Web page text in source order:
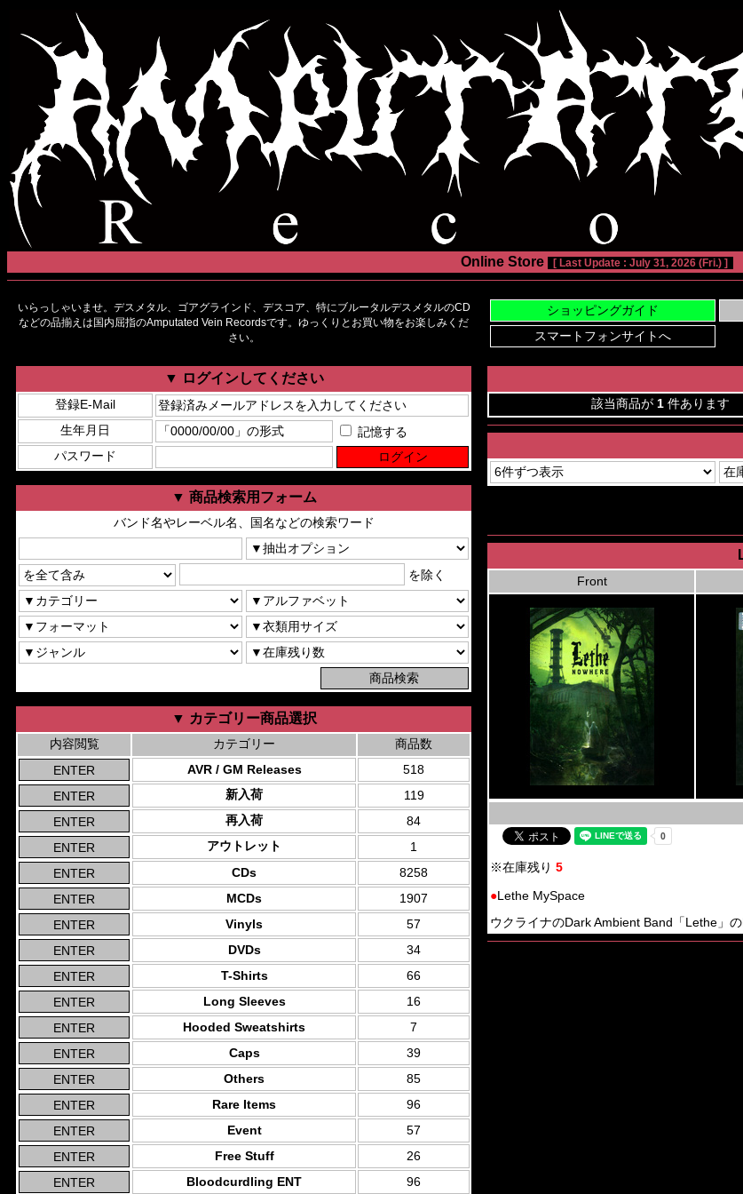
Online Store [ Last Update : July 31, 2026 (Fri.) ]
いらっしゃいませ。デスメタル、ゴアグラインド、デスコア、特にブルータルデスメタルのCD
などの品揃えは国内屈指のAmputated Vein Recordsです。ゆっくりとお買い物をお楽しみくだ
さい。
▼ ログインしてください
登録E-Mail
生年月日
記憶する
パスワード
▼ 商品検索用フォーム
バンド名やレーベル名、国名などの検索ワード
を除く
▼ カテゴリー商品選択
内容閲覧 カテゴリー
商品数
AVR / GM Releases
518
新入荷
119
再入荷
84
アウトレット
1
CDs
8258
MCDs
1907
Vinyls
57
DVDs
34
T-Shirts
66
Long Sleeves
16
Hooded Sweatshirts
7
Caps
39
Others
85
Rare Items
96
Event
57
Free Stuff
26
Bloodcurdling ENT
96
該当商品が 1 件あります
Front
※在庫残り 5
●Lethe MySpace
ウクライナのDark Ambient Band「Lethe」